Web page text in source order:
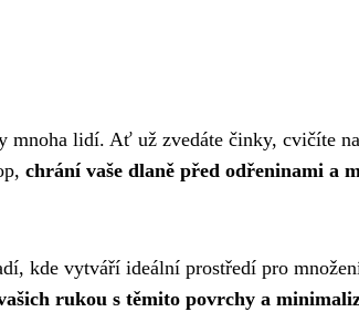
mnoha lidí. Ať už zvedáte činky, cvičíte na
chrání vaše dlaně před odřeninami a
kde vytváří ideální prostředí pro
rukou s těmito povrchy a